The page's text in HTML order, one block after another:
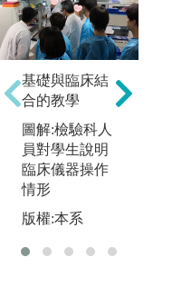
NGS
圖解:NGS圖片
基礎與臨床結
合的教學
圖解:檢驗科人
員對學生說明
臨床儀器操作
情形
版權:本系